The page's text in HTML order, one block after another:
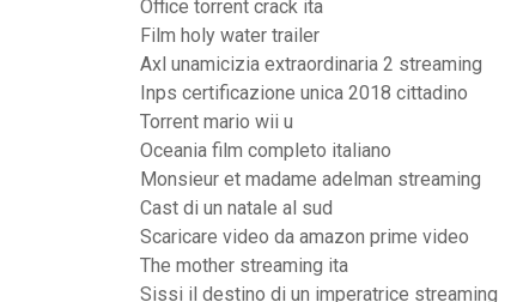
Office torrent crack ita
Film holy water trailer
Axl unamicizia extraordinaria 2 streaming
Inps certificazione unica 2018 cittadino
Torrent mario wii u
Oceania film completo italiano
Monsieur et madame adelman streaming
Cast di un natale al sud
Scaricare video da amazon prime video
The mother streaming ita
Sissi il destino di un imperatrice streaming